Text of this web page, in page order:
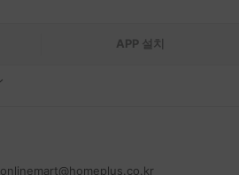
APP 설치
onlinemart@homeplus.co.kr